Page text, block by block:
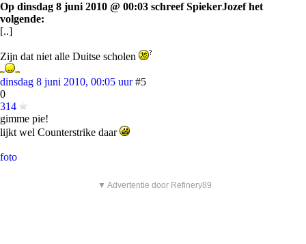
Op dinsdag 8 juni 2010 @ 00:03 schreef SpiekerJozef het
volgende:
[..]
Zijn dat niet alle Duitse scholen
dinsdag 8 juni 2010, 00:05 uur #5
0
314
gimme pie!
lijkt wel Counterstrike daar
foto
▼ Advertentie door Refinery89